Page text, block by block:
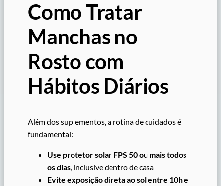
Como Tratar
Manchas no
Rosto com
Hábitos Diários
Além dos suplementos, a rotina de cuidados é
fundamental:
Use protetor solar FPS 50 ou mais todos
os dias , inclusive dentro de casa
Evite exposição direta ao sol entre 10h e